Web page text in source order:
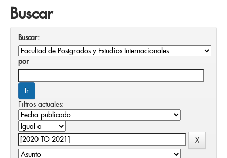
Buscar
Buscar:
por
Filtros actuales: